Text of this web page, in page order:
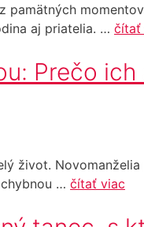
aj priatelia. … čítať
Prečo ich
život.
… čítať viac